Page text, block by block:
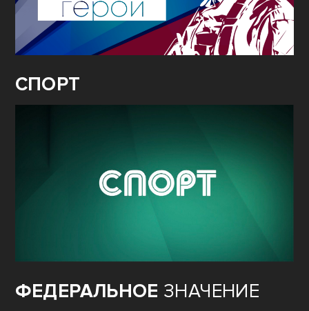
СПОРТ
ФЕДЕРАЛЬНОЕ ЗНАЧЕНИЕ